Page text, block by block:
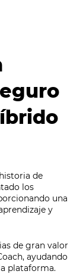
de
los
una
y
de gran valor
ayudando
plataforma.